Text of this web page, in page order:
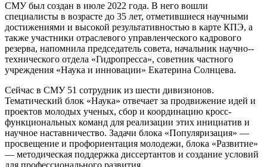
СМУ был создан в июле 2022 года. В него вошли
специалисты в возрасте до 35 лет, отметившиеся научными
достижениями и высокой результативностью в карте КПЭ, а
также участники отраслевого управленческого кадрового
резерва, напомнила председатель совета, начальник научно-­
технического отдела «Гидропресса», советник частного
учреждения «Наука и инновации» Екатерина Солнцева.
Сейчас в СМУ 51 сотрудник из шести дивизионов.
Тематический блок «Наука» отвечает за продвижение идей и
проектов молодых ученых, сбор и координацию кросс-
функциональных команд для реализации этих инициатив и
научное наставничество. Задачи блока «Популяризация» — ​
просвещение и профориентация молодежи, блока «Развитие»
— ​методическая поддержка диссертантов и создание условий